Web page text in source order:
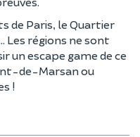
de Paris, le Quartier
régions ne sont
un escape game de ce
de-Marsan ou
!